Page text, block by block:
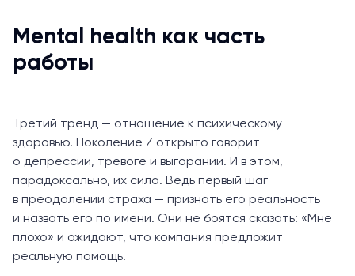
Mental health как часть
работы
Третий тренд — отношение к психическому
здоровью. Поколение Z открыто говорит
о депрессии, тревоге и выгорании. И в этом,
парадоксально, их сила. Ведь первый шаг
в преодолении страха — признать его реальность
и назвать его по имени. Они не боятся сказать: «Мне
плохо» и ожидают, что компания предложит
реальную помощь.